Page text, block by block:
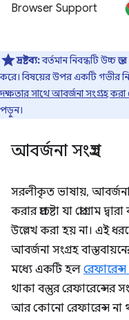
Browser Support
দ্রষ্টব্য:বর্তমান নিবন্ধটি উচ্চ
করে। বিষয়ের উপর একটি গভীর
দক্ষতার সাথে আবর্জনা সংগ্রহ
পড়ুন।
আবর্জনা সংগ্রহ
সরলীকৃত ভাষায়, আবর্জনা
করার প্রচেষ্টা যা প্রোগ্রাম
উল্লেখ করা হয় না। এই
আবর্জনা সংগ্রহ
মধ্যে একটি হল
থাকা বস্তুর রেফারেন্সের
আর কোনো রেফারেন্স না